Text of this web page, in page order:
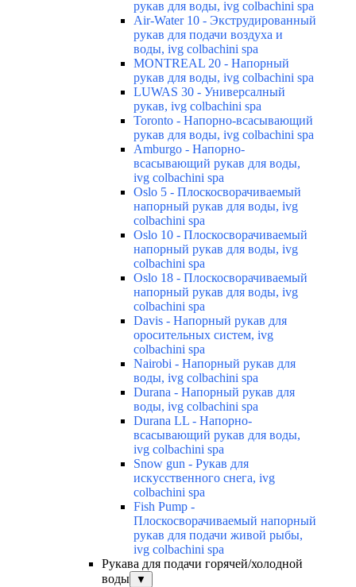
рукав для воды, ivg colbachini spa
Air-Water 10 - Экструдированный
рукав для подачи воздуха и
воды, ivg colbachini spa
MONTREAL 20 - Напорный
рукав для воды, ivg colbachini spa
LUWAS 30 - Универсалный
рукав, ivg colbachini spa
Toronto - Напорно-всасывающий
рукав для воды, ivg colbachini spa
Amburgo - Напорно-
всасывающий рукав для воды,
ivg colbachini spa
Oslo 5 - Плоскосворачиваемый
напорный рукав для воды, ivg
colbachini spa
Oslo 10 - Плоскосворачиваемый
напорный рукав для воды, ivg
colbachini spa
Oslo 18 - Плоскосворачиваемый
напорный рукав для воды, ivg
colbachini spa
Davis - Напорный рукав для
оросительных систем, ivg
colbachini spa
Nairobi - Напорный рукав для
воды, ivg colbachini spa
Durana - Напорный рукав для
воды, ivg colbachini spa
Durana LL - Напорно-
всасывающий рукав для воды,
ivg colbachini spa
Snow gun - Рукав для
искусственного снега, ivg
colbachini spa
Fish Pump -
Плоскосворачиваемый напорный
рукав для подачи живой рыбы,
ivg colbachini spa
Рукава для подачи горячей/холодной
воды
▼